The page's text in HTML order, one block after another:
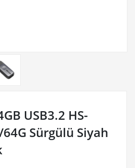
USB3.2 HS-
64G Sürgülü Siyah